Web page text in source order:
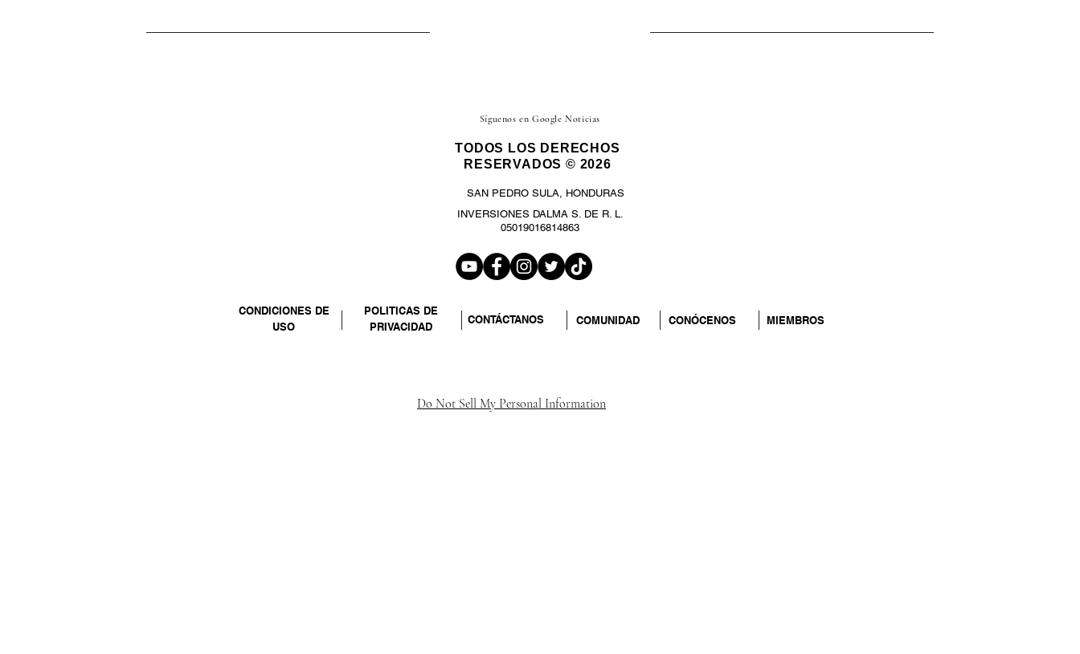
Síguenos en Google Noticias
TODOS LOS DERECHOS
RESERVADOS © 2026
SAN PEDRO SULA, HONDURAS
INVERSIONES DALMA S. DE R. L.
05019016814863
CONDICIONES DE
USO
POLITICAS DE
PRIVACIDAD
CONTÁCTANOS COMUNIDAD CONÓCENOS MIEMBROS
Do Not Sell My Personal Information